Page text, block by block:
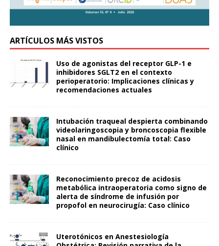
ARTÍCULOS MÁS VISTOS
Uso de agonistas del receptor GLP-1 e
inhibidores SGLT2 en el contexto
perioperatorio: Implicaciones clínicas y
recomendaciones actuales
Intubación traqueal despierta combinando
videolaringoscopia y broncoscopia flexible
nasal en mandibulectomía total: Caso
clínico
Reconocimiento precoz de acidosis
metabólica intraoperatoria como signo de
alerta de síndrome de infusión por
propofol en neurocirugía: Caso clínico
Uterotónicos en Anestesiología